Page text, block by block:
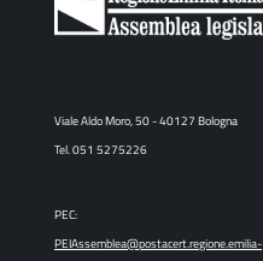
Viale Aldo Moro, 50 - 40127 Bologna
Tel. 051 5275226
PEC:
PEIAssemblea@postacert.regione.emilia-